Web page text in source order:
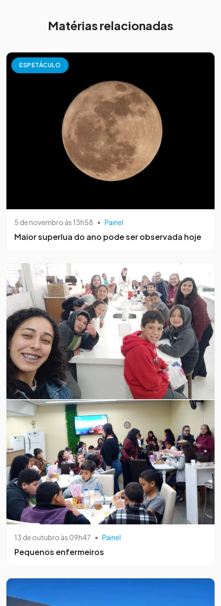
Matérias relacionadas
ESPETÁCULO
5 de novembro às 13h58 • Painel
Maior superlua do ano pode ser observada hoje
13 de outubro às 09h47 • Painel
Pequenos enfermeiros